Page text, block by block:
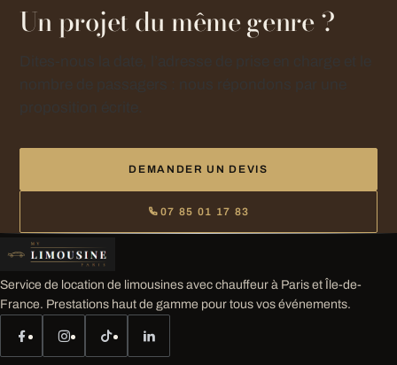
Un projet du même genre ?
DEMANDER UN DEVIS
07 85 01 17 83
Service de location de limousines avec chauffeur à Paris et Île-de-
France. Prestations haut de gamme pour tous vos événements.